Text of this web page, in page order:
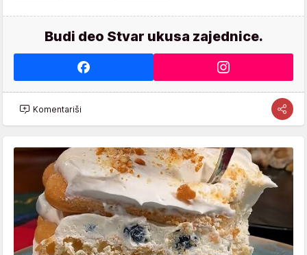
Budi deo Stvar ukusa zajednice.
Komentariši